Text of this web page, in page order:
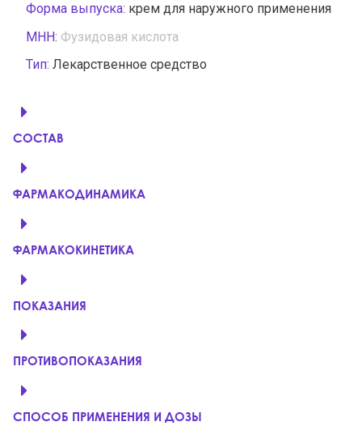
Форма выпуска: крем для наружного применения
МНН: Фузидовая кислота
Тип: Лекарственное средство
СОСТАВ
ФАРМАКОДИНАМИКА
ФАРМАКОКИНЕТИКА
ПОКАЗАНИЯ
ПРОТИВОПОКАЗАНИЯ
СПОСОБ ПРИМЕНЕНИЯ И ДОЗЫ